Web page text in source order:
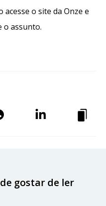
o site da Onze e
assunto.
gostar de ler